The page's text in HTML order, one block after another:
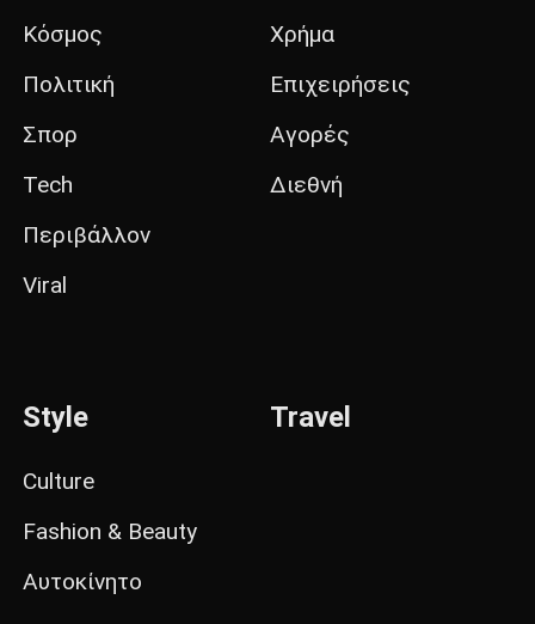
Κόσμος
Πολιτική
Σπορ
Tech
Περιβάλλον
Viral
Χρήμα
Επιχειρήσεις
Αγορές
Διεθνή
Style
Culture
Fashion & Beauty
Αυτοκίνητο
Travel